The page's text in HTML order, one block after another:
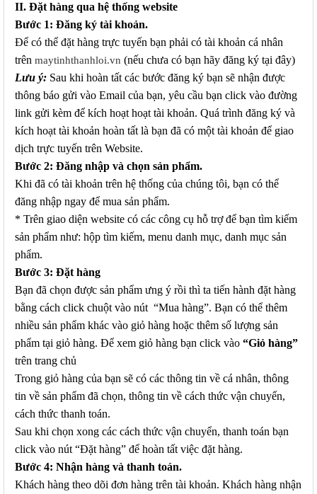
II. Đặt hàng qua hệ thống website
Bước 1: Đăng ký tài khoản.
Để có thể đặt hàng trực tuyến bạn phải có tài khoản cá nhân
trên maytinhthanhloi.vn (nếu chưa có bạn hãy đăng ký tại đây)
Lưu ý: Sau khi hoàn tất các bước đăng ký bạn sẽ nhận được
thông báo gửi vào Email của bạn, yêu cầu bạn click vào đường
link gửi kèm để kích hoạt hoạt tài khoản. Quá trình đăng ký và
kích hoạt tài khoản hoàn tất là bạn đã có một tài khoản để giao
dịch trực tuyến trên Website.
Bước 2: Đăng nhập và chọn sản phẩm.
Khi đã có tài khoản trên hệ thống của chúng tôi, bạn có thể
đăng nhập ngay để mua sản phẩm.
* Trên giao diện website có các công cụ hỗ trợ để bạn tìm kiếm
sản phẩm như: hộp tìm kiếm, menu danh mục, danh mục sản
phẩm.
Bước 3: Đặt hàng
Bạn đã chọn được sản phẩm ưng ý rồi thì ta tiến hành đặt hàng
bằng cách click chuột vào nút “Mua hàng”. Bạn có thể thêm
nhiều sản phẩm khác vào giỏ hàng hoặc thêm số lượng sản
phẩm tại giỏ hàng. Để xem giỏ hàng bạn click vào “Giỏ hàng”
trên trang chủ
Trong giỏ hàng của bạn sẽ có các thông tin về cá nhân, thông
tin về sản phẩm đã chọn, thông tin về cách thức vận chuyển,
cách thức thanh toán.
Sau khi chọn xong các cách thức vận chuyển, thanh toán bạn
click vào nút “Đặt hàng” để hoàn tất việc đặt hàng.
Bước 4: Nhận hàng và thanh toán.
Khách hàng theo dõi đơn hàng trên tài khoản. Khách hàng nhận